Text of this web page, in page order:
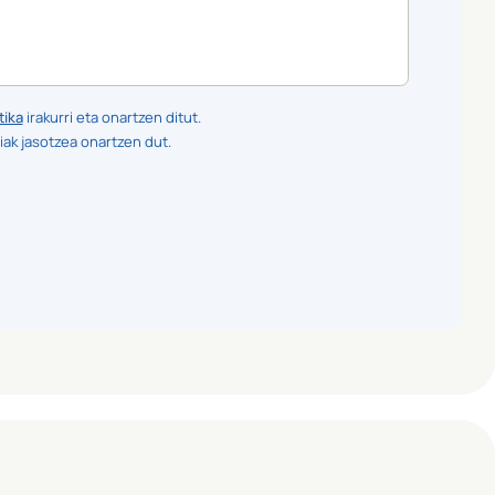
irakurri eta onartzen ditut.
jasotzea onartzen dut.